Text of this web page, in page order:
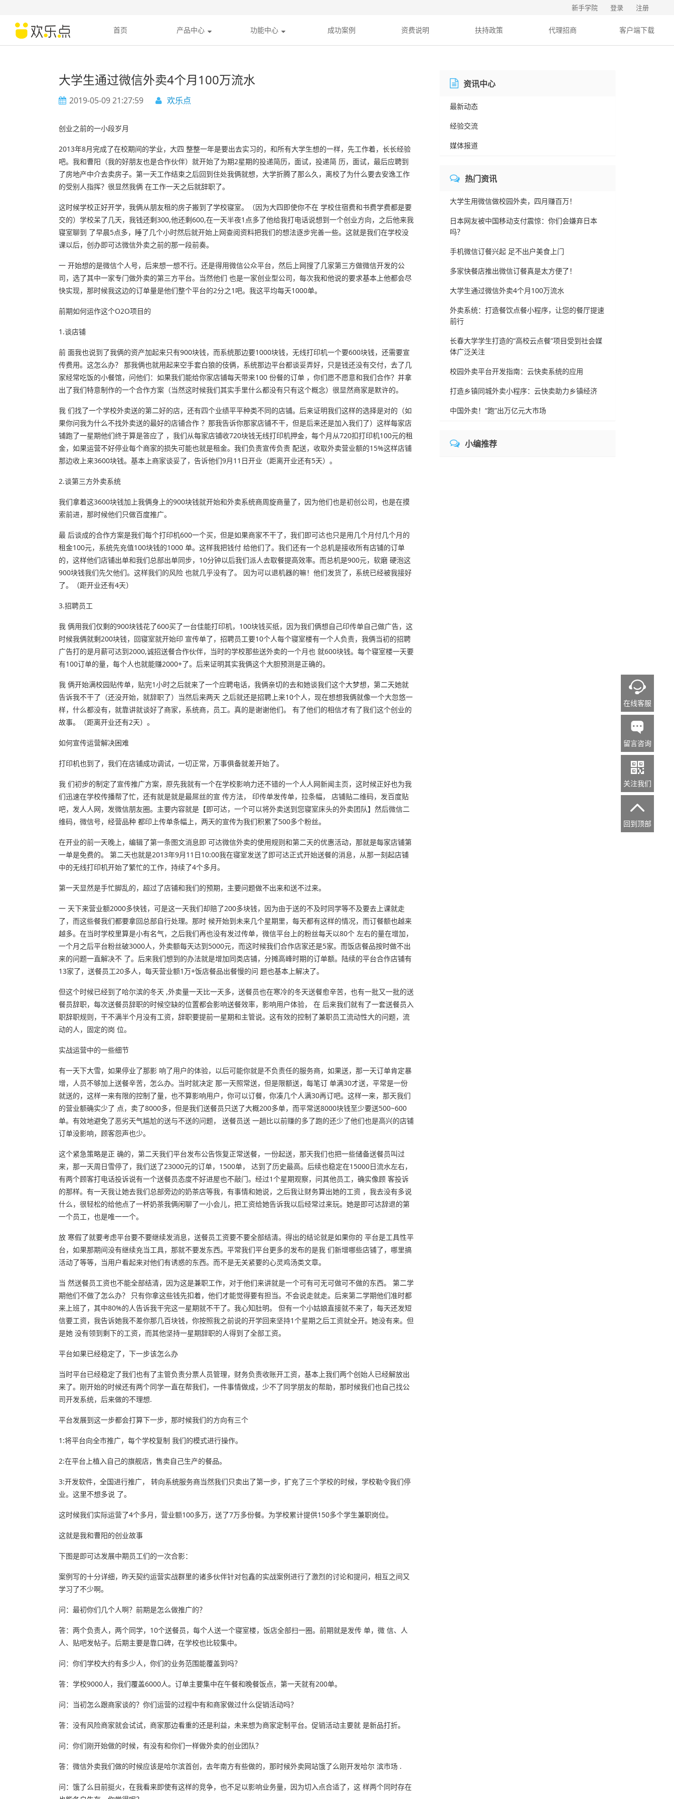
首页 产品中心 功能中心 成功案例 资费说明 扶持政策 代理招商 客户端下载
新手学院 登录 注册
大学生通过微信外卖4个月100万流水
2019-05-09 21:27:59 欢乐点
创业之前的一小段岁月
2013年8月完成了在校期间的学业，大四 整整一年是要出去实习的，和所有大学生想的一样，先工作着，长长经验
吧。我和曹阳（我的好朋友也是合作伙伴）就开始了为期2星期的投递简历，面试，投递简 历，面试，最后应聘到
了房地产中介去卖房子。第一天工作结束之后回到住处我俩就想，大学折腾了那么久，离校了为什么要去安逸工作
的受别人指挥？很显然我俩 在工作一天之后就辞职了。
这时候学校正好开学，我俩从朋友租的房子搬到了学校寝室。（因为大四即使你不在 学校住宿费和书费学费都是要
交的）学校呆了几天，我钱还剩300,他还剩600,在一天半夜1点多了他给我打电话说想到一个创业方向，之后他来我
寝室聊到 了早晨5点多，睡了几个小时然后就开始上网查阅资料把我们的想法逐步完善一些。这就是我们在学校没
课以后，创办即可达微信外卖之前的那一段前奏。
一 开始想的是微信个人号，后来想一想不行。还是得用微信公众平台，然后上网搜了几家第三方做微信开发的公
司，选了其中一家专门做外卖的第三方平台。当然他们 也是一家创业型公司，每次我和他说的要求基本上他都会尽
快实现，那时候我这边的订单量是他们整个平台的2分之1吧。我这平均每天1000单。
前期如何运作这个O2O项目的
1.谈店铺
前 面我也说到了我俩的资产加起来只有900块钱，而系统那边要1000块钱，无线打印机一个要600块钱，还需要宣
传费用。这怎么办？ 那我俩也就用起来空手套白狼的伎俩，系统那边平台都谈妥弄好，只是钱还没有交付，去了几
家经常吃饭的小餐馆，问他们：如果我们能给你家店铺每天带来100 份餐的订单 ，你们愿不愿意和我们合作？并拿
出了我们特意制作的一个合作方案（当然这时候我们其实手里什么都没有只有这个概念）很显然商家是默许的。
我 们找了一个学校外卖送的第二好的店，还有四个业绩平平种类不同的店铺。后来证明我们这样的选择是对的（如
果你问我为什么不找外卖送的最好的店铺合作 ？那我告诉你那家店铺不干，但是后来还是加入我们了）这样每家店
铺跑了一星期他们终于算是答应了 ，我们从每家店铺收720块钱无线打印机押金，每个月从720扣打印机100元的租
金，如果运营不好停业每个商家的损失可能也就是租金。我们负责宣传负责 配送，收取外卖营业额的15%这样店铺
那边收上来3600块钱。基本上商家谈妥了，告诉他们9月11日开业（距离开业还有5天）。
2.谈第三方外卖系统
我们拿着这3600块钱加上我俩身上的900块钱就开始和外卖系统商周旋商量了，因为他们也是初创公司，也是在摸
索前进，那时候他们只做百度推广。
最 后谈成的合作方案是我们每个打印机600一个买，但是如果商家不干了，我们即可达也只是用几个月付几个月的
租金100元，系统先充值100块钱的1000 单。这样我把钱付 给他们了。我们还有一个总机是接收所有店铺的订单
的，这样他们店铺出单和我们总部出单同步，10分钟以后我们派人去取餐提高效率。而总机是900元，软磨 硬泡这
900块钱我们先欠他们。这样我们的风险 也就几乎没有了。 因为可以退机器的嘛！他们发货了，系统已经被我接好
了。（距开业还有4天）
3.招聘员工
我 俩用我们仅剩的900块钱花了600买了一台佳能打印机，100块钱买纸，因为我们俩想自己印传单自己做广告，这
时候我俩就剩200块钱，回寝室就开始印 宣传单了，招聘员工要10个人每个寝室楼有一个人负责，我俩当初的招聘
广告打的是月薪可达到2000,诚招送餐合作伙伴，当时的学校那些送外卖的一个月也 就600块钱。每个寝室楼一天要
有100订单的量，每个人也就能赚2000+了。后来证明其实我俩这个大胆预测是正确的。
我 俩开始满校园贴传单，贴完1小时之后就来了一个应聘电话，我俩亲切的去和她谈我们这个大梦想，第二天她就
告诉我不干了（还没开始，就辞职了）当然后来两天 之后就还是招聘上来10个人，现在想想我俩就像一个大忽悠一
样，什么都没有，就靠讲就谈好了商家，系统商，员工。真的是谢谢他们。 有了他们的相信才有了我们这个创业的
故事。（距离开业还有2天）。
如何宣传运营解决困难
打印机也到了，我们在店铺成功调试，一切正常，万事俱备就差开始了。
我 们初步的制定了宣传推广方案，原先我就有一个在学校影响力还不错的一个人人网新闻主页，这时候正好也为我
们迅速在学校传播帮了忙，还有就是就是最屌丝的宣 传方法， 印传单发传单，拉条幅， 店铺贴二维码，发百度贴
吧，发人人网，发微信朋友圈。主要内容就是【即可达，一个可以将外卖送到您寝室床头的外卖团队】然后微信二
维码，微信号，经营品种 都印上传单条幅上，两天的宣传为我们积累了500多个粉丝。
在开业的前一天晚上，编辑了第一条图文消息即 可达微信外卖的使用规则和第二天的优惠活动，那就是每家店铺第
一单是免费的。 第二天也就是2013年9月11日10:00我在寝室发送了即可达正式开始送餐的消息，从那一刻起店铺
中的无线打印机开始了繁忙的工作，持续了4个多月。
第一天显然是手忙脚乱的，超过了店铺和我们的预期，主要问题做不出来和送不过来。
一 天下来营业额2000多快钱，可是这一天我们却赔了200多块钱，因为由于送的不及时同学等不及要去上课就走
了，而这些餐我们都要拿回总部自行处理。那时 候开始到未来几个星期里，每天都有这样的情况，而订餐额也越来
越多。在当时学校里算是小有名气，之后我们再也没有发过传单，微信平台上的粉丝每天以80个 左右的量在增加，
一个月之后平台粉丝破3000人，外卖额每天达到5000元，而这时候我们合作店家还是5家。而饭店餐品按时做不出
来的问题一直解决不 了。后来我们想到的办法就是增加同类店铺，分摊高峰时期的订单额。陆续的平台合作店铺有
13家了，送餐员工20多人，每天营业额1万+饭店餐品出餐慢的问 题也基本上解决了。
但这个时候已经到了哈尔滨的冬天 ,外卖量一天比一天多，送餐员也在寒冷的冬天送餐愈辛苦，也有一批又一批的送
餐员辞职，每次送餐员辞职的时候空缺的位置都会影响送餐效率，影响用户体验， 在 后来我们就有了一套送餐员入
职辞职规则，干不满半个月没有工资，辞职要提前一星期和主管说。这有效的控制了兼职员工流动性大的问题，流
动的人，固定的岗 位。
实战运营中的一些细节
有一天下大雪，如果停业了那影 响了用户的体验，以后可能你就是不负责任的服务商，如果送，那一天订单肯定暴
增，人员不够加上送餐辛苦，怎么办。当时就决定 那一天照常送，但是限额送，每笔订 单满30才送，平常是一份
就送的，这样一来有限的控制了量，也不算影响用户，你可以订餐，你凑几个人满30再订吧。这样一来，那天我们
的营业额确实少了 点，卖了8000多，但是我们送餐员只送了大概200多单，而平常送8000块钱至少要送500~600
单。有效地避免了恶劣天气尴尬的送与不送的问题， 送餐员送 一趟比以前赚的多了跑的还少了他们也是高兴的店铺
订单没影响，顾客怨声也少。
这个紧急策略是正 确的，第二天我们平台发布公告恢复正常送餐，一份起送，那天我们也把一些储备送餐员叫过
来，那一天周日雪停了，我们送了23000元的订单，1500单， 达到了历史最高。后续也稳定在15000日流水左右，
有两个顾客打电话投诉说有一个送餐员态度不好进屋也不敲门。经过1个星期观察，问其他员工，确实像顾 客投诉
的那样。有一天我让她去我们总部旁边的奶茶店等我，有事情和她说，之后我让财务算出她的工资 ，我去没有多说
什么，很轻松的给他点了一杯奶茶我俩闲聊了一小会儿，把工资给她告诉我以后经常过来玩。她是即可达辞退的第
一个员工，也是唯一一个。
放 寒假了就要考虑平台要不要继续发消息，送餐员工资要不要全部结清。得出的结论就是如果你的 平台是工具性平
台，如果那期间没有继续充当工具，那就不要发东西。平常我们平台更多的发布的是我 们新增哪些店铺了，哪里搞
活动了等等，当用户看起来对他们有诱惑的东西。而不是无关紧要的心灵鸡汤类文章。
当 然送餐员工资也不能全部结清，因为这是兼职工作，对于他们来讲就是一个可有可无可做可不做的东西。 第二学
期他们不做了怎么办？ 只有你拿这些钱先扣着，他们才能觉得要有担当。不会说走就走。后来第二学期他们准时都
来上班了，其中80%的人告诉我干完这一星期就不干了。我心知肚明。 但有一个小姑娘直接就不来了，每天还发短
信要工资，我告诉她我不差你那几百块钱，你按照我之前说的开学回来坚持1个星期之后工资就全开。她没有来。但
是她 没有领到剩下的工资，而其他坚持一星期辞职的人得到了全部工资。
平台如果已经稳定了，下一步该怎么办
当时平台已经稳定了我们也有了主管负责分票人员管理，财务负责收账开工资，基本上我们两个创始人已经解放出
来了。刚开始的时候还有两个同学一直在帮我们，一件事情做成，少不了同学朋友的帮助，那时候我们也自己找公
司开发系统，后来做的不理想.
平台发展到这一步都会打算下一步，那时候我们的方向有三个
1:将平台向全市推广，每个学校复制 我们的模式进行操作。
2:在平台上植入自己的旗舰店，售卖自己生产的餐品。
3:开发软件，全国进行推广， 转向系统服务商当然我们只卖出了第一步，扩充了三个学校的时候，学校勒令我们停
业。这里不想多说 了。
这时候我们实际运营了4个多月，营业额100多万，送了7万多份餐。为学校累计提供150多个学生兼职岗位。
这就是我和曹阳的创业故事
下图是即可达发展中期员工们的一次合影：
案例写的十分详细，昨天契约运营实战群里的诸多伙伴针对包鑫的实战案例进行了激烈的讨论和提问，相互之间又
学习了不少啊。
问：最初你们几个人啊？前期是怎么做推广的？
答：两个负责人，两个同学，10个送餐员，每个人送一个寝室楼，饭店全部扫一圈。前期就是发传 单，微 信、人
人、贴吧发帖子。后期主要是靠口碑，在学校也比较集中。
问：你们学校大约有多少人，你们的业务范围能覆盖到吗？
答：学校9000人，我们覆盖6000人。订单主要集中在午餐和晚餐饭点，第一天就有200单。
问：当初怎么跟商家谈的？你们运营的过程中有和商家做过什么促销活动吗？
答：没有风险商家就会试试，商家那边看重的还是利益，未来想为商家定制平台。促销活动主要就 是新品打折。
问：你们刚开始做的时候，有没有和你们一样做外卖的创业团队？
答：微信外卖我们做的时候应该是哈尔滨首创，去年南方有些做的，那时候外卖网站饿了么刚开发哈尔 滨市场 .
问：饿了么目前挺火，在我看来即使有这样的竞争，也不足以影响业务量，因为切入点合适了，这 样两个同时存在
资讯中心
最新动态
经验交流
媒体报道
热门资讯
大学生用微信做校园外卖，四月赚百万！
日本网友被中国移动支付震惊：你们会嫌弃日本
吗？
手机微信订餐兴起 足不出户美食上门
多家快餐店推出微信订餐真是太方便了！
大学生通过微信外卖4个月100万流水
外卖系统：打造餐饮点餐小程序，让您的餐厅提速
前行
长春大学学生打造的“高校云点餐”项目受到社会媒
体广泛关注
校园外卖平台开发指南：云快卖系统的应用
打造乡镇同城外卖小程序：云快卖助力乡镇经济
中国外卖！“跑”出万亿元大市场
小编推荐

在线客服

留言咨询

关注我们

回到顶部